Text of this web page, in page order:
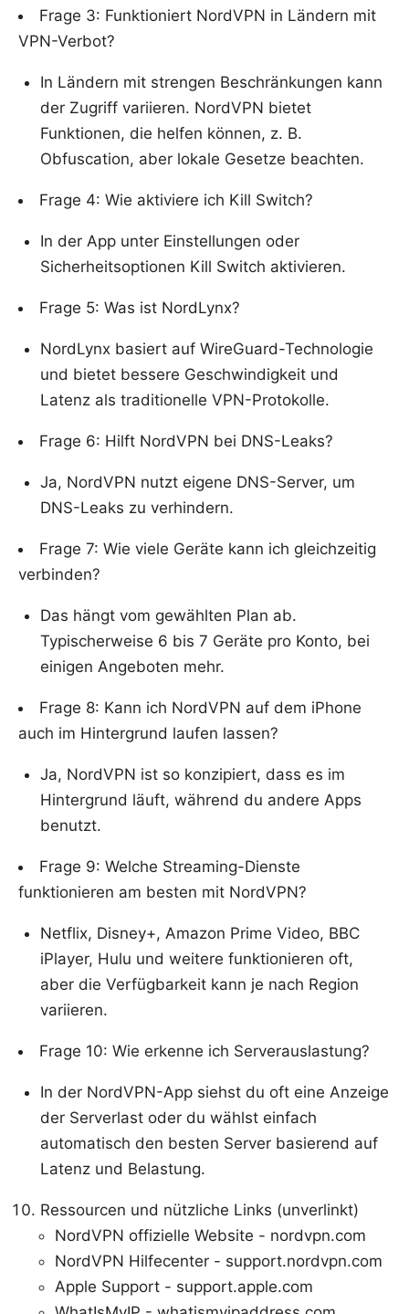
Frage 3: Funktioniert NordVPN in Ländern mit
VPN-Verbot?
In Ländern mit strengen Beschränkungen kann
der Zugriff variieren. NordVPN bietet
Funktionen, die helfen können, z. B.
Obfuscation, aber lokale Gesetze beachten.
Frage 4: Wie aktiviere ich Kill Switch?
In der App unter Einstellungen oder
Sicherheitsoptionen Kill Switch aktivieren.
Frage 5: Was ist NordLynx?
NordLynx basiert auf WireGuard-Technologie
und bietet bessere Geschwindigkeit und
Latenz als traditionelle VPN-Protokolle.
Frage 6: Hilft NordVPN bei DNS-Leaks?
Ja, NordVPN nutzt eigene DNS-Server, um
DNS-Leaks zu verhindern.
Frage 7: Wie viele Geräte kann ich gleichzeitig
verbinden?
Das hängt vom gewählten Plan ab.
Typischerweise 6 bis 7 Geräte pro Konto, bei
einigen Angeboten mehr.
Frage 8: Kann ich NordVPN auf dem iPhone
auch im Hintergrund laufen lassen?
Ja, NordVPN ist so konzipiert, dass es im
Hintergrund läuft, während du andere Apps
benutzt.
Frage 9: Welche Streaming-Dienste
funktionieren am besten mit NordVPN?
Netflix, Disney+, Amazon Prime Video, BBC
iPlayer, Hulu und weitere funktionieren oft,
aber die Verfügbarkeit kann je nach Region
variieren.
Frage 10: Wie erkenne ich Serverauslastung?
In der NordVPN-App siehst du oft eine Anzeige
der Serverlast oder du wählst einfach
automatisch den besten Server basierend auf
Latenz und Belastung.
Ressourcen und nützliche Links (unverlinkt)
NordVPN offizielle Website - nordvpn.com
NordVPN Hilfecenter - support.nordvpn.com
Apple Support - support.apple.com